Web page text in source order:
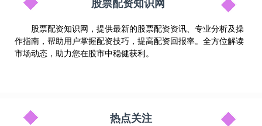
股票配资知识网，提供最新的股票配资资讯、专业分析及操
作指南，帮助用户掌握配资技巧，提高配资回报率。全方位解读
市场动态，助力您在股市中稳健获利。
热点关注